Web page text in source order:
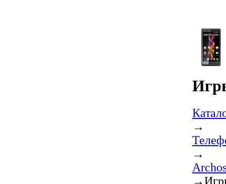
→
→
→